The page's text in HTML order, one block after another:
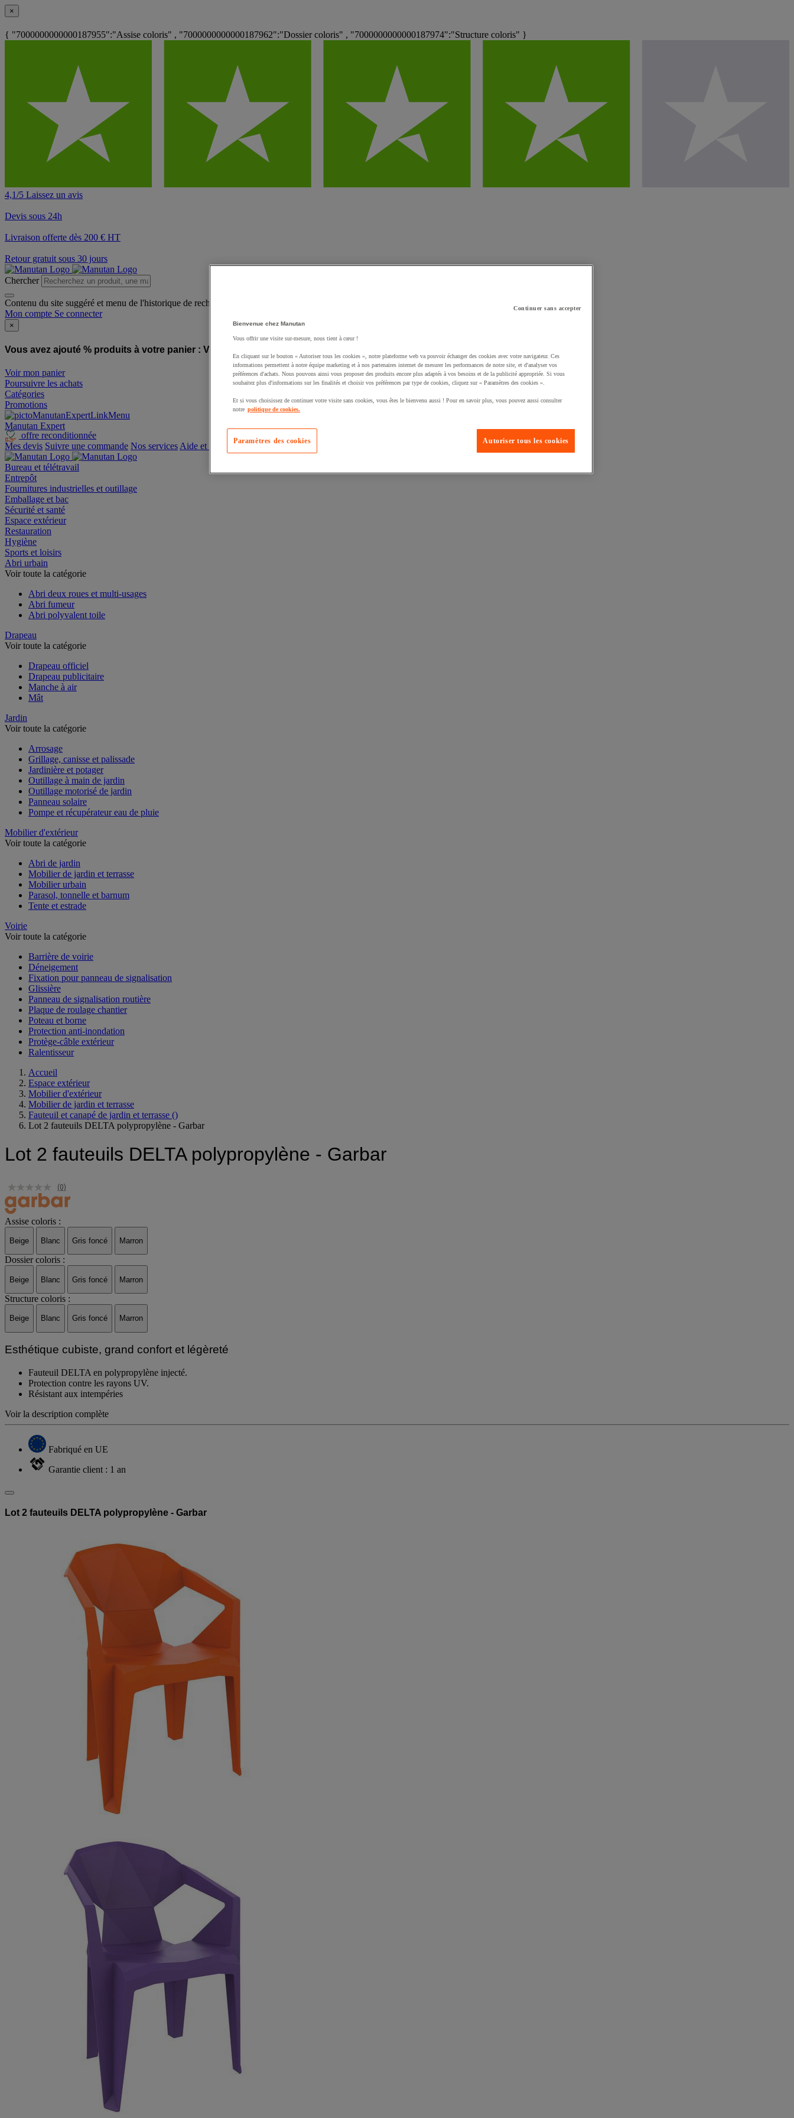
×
{ "7000000000000187955":"Assise coloris" , "7000000000000187962":"Dossier coloris" , "7000000000000187974":"Structure coloris" }
4,1/5 Laissez un avis
Devis sous 24h
Livraison offerte dès 200 € HT
Retour gratuit sous 30 jours
Chercher
Contenu du site suggéré et menu de l'historique de recherche
Mon compte Se connecter
×
Vous avez ajouté % produits à votre panier : Vous avez ajouté un produit à votre panier :
Voir mon panier
Poursuivre les achats
Catégories
Promotions
Manutan Expert
offre reconditionnée
Mes devis Suivre une commande Nos services Aide et contact
Bureau et télétravail
Entrepôt
Fournitures industrielles et outillage
Emballage et bac
Sécurité et santé
Espace extérieur
Restauration
Hygiène
Sports et loisirs
Abri urbain
Voir toute la catégorie
Abri deux roues et multi-usages
Abri fumeur
Abri polyvalent toile
Drapeau
Voir toute la catégorie
Drapeau officiel
Drapeau publicitaire
Manche à air
Mât
Jardin
Voir toute la catégorie
Arrosage
Grillage, canisse et palissade
Jardinière et potager
Outillage à main de jardin
Outillage motorisé de jardin
Panneau solaire
Pompe et récupérateur eau de pluie
Mobilier d'extérieur
Voir toute la catégorie
Abri de jardin
Mobilier de jardin et terrasse
Mobilier urbain
Parasol, tonnelle et barnum
Tente et estrade
Voirie
Voir toute la catégorie
Barrière de voirie
Déneigement
Fixation pour panneau de signalisation
Glissière
Panneau de signalisation routière
Plaque de roulage chantier
Poteau et borne
Protection anti-inondation
Protège-câble extérieur
Ralentisseur
Accueil
Espace extérieur
Mobilier d'extérieur
Mobilier de jardin et terrasse
Fauteuil et canapé de jardin et terrasse ()
Lot 2 fauteuils DELTA polypropylène - Garbar
Lot 2 fauteuils DELTA polypropylène - Garbar
(0)
Assise coloris :
Beige Blanc Gris foncé Marron
Dossier coloris :
Beige Blanc Gris foncé Marron
Structure coloris :
Beige Blanc Gris foncé Marron
Esthétique cubiste, grand confort et légèreté
Fauteuil DELTA en polypropylène injecté.
Protection contre les rayons UV.
Résistant aux intempéries
Voir la description complète
Fabriqué en UE
Garantie client : 1 an
Lot 2 fauteuils DELTA polypropylène - Garbar
Continuer sans accepter
Bienvenue chez Manutan
Vous offrir une visite sur-mesure, nous tient à cœur !
En cliquant sur le bouton « Autoriser tous les cookies », notre plateforme web va pouvoir échanger des cookies avec votre navigateur. Ces
informations permettent à notre équipe marketing et à nos partenaires internet de mesurer les performances de notre site, et d'analyser vos
préférences d'achats. Nous pouvons ainsi vous proposer des produits encore plus adaptés à vos besoins et de la publicité appropriée. Si vous
souhaitez plus d'informations sur les finalités et choisir vos préférences par type de cookies, cliquez sur « Paramètres des cookies ».
Et si vous choisissez de continuer votre visite sans cookies, vous êtes le bienvenu aussi ! Pour en savoir plus, vous pouvez aussi consulter
notre politique de cookies.
Autoriser tous les cookies
Paramètres des cookies